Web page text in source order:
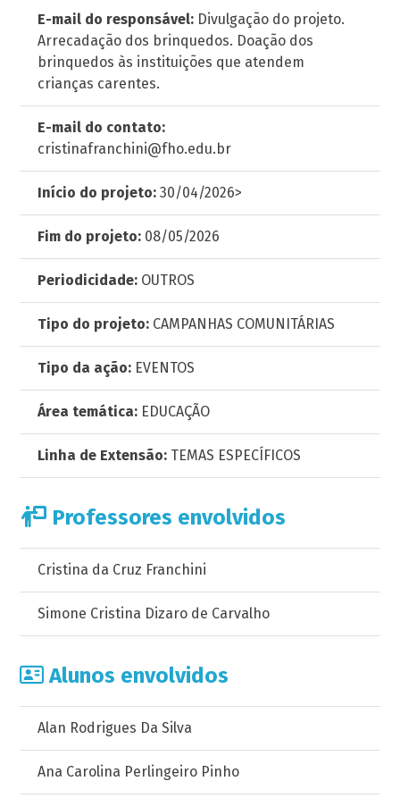
E-mail do responsável: Divulgação do projeto.
Arrecadação dos brinquedos. Doação dos
brinquedos às instituições que atendem
crianças carentes.
E-mail do contato:
cristinafranchini@fho.edu.br
Início do projeto: 30/04/2026>
Fim do projeto: 08/05/2026
Periodicidade: OUTROS
Tipo do projeto: CAMPANHAS COMUNITÁRIAS
Tipo da ação: EVENTOS
Área temática: EDUCAÇÃO
Linha de Extensão: TEMAS ESPECÍFICOS
Professores envolvidos
Cristina da Cruz Franchini
Simone Cristina Dizaro de Carvalho
Alunos envolvidos
Alan Rodrigues Da Silva
Ana Carolina Perlingeiro Pinho